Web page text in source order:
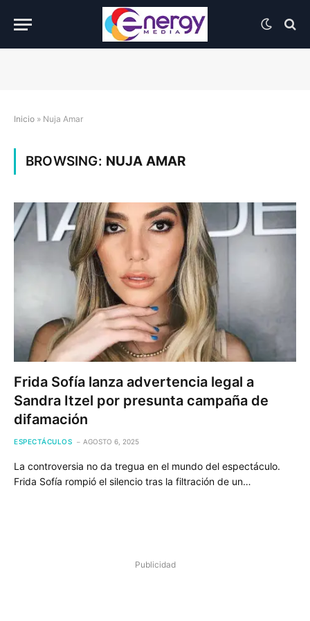
Inicio » Nuja Amar
BROWSING: NUJA AMAR
Frida Sofía lanza advertencia legal a
Sandra Itzel por presunta campaña de
difamación
ESPECTÁCULOS AGOSTO 6, 2025
La controversia no da tregua en el mundo del espectáculo.
Frida Sofía rompió el silencio tras la filtración de un…
Publicidad